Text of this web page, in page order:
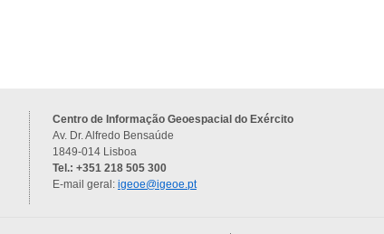
Centro de Informação Geoespacial do Exército
Av. Dr. Alfredo Bensaúde
1849-014 Lisboa
Tel.: +351 218 505 300
E-mail geral: igeoe@igeoe.pt